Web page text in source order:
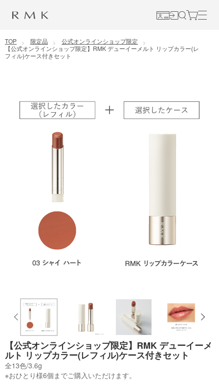
コンテンツに移動
TOP 限定品
公式オンラインショップ限定
【公式オンラインショップ限定】RMK デューイーメルト リップカラー(レ
フィル)ケース付きセット
【公式オンラインショップ限定】RMK デューイーメ
ルト リップカラー(レフィル)ケース付きセット
全13色/3.6g
※おひとり様6個までご購入いただけます。